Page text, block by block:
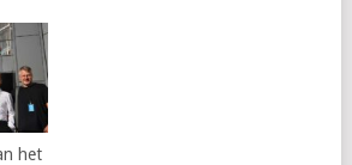
het